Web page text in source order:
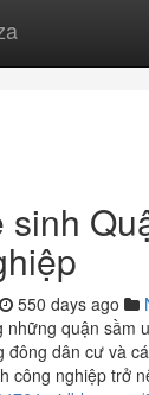
sinh
550 days ago
những quận sầm
đông dân cư và
công nghiệp trở